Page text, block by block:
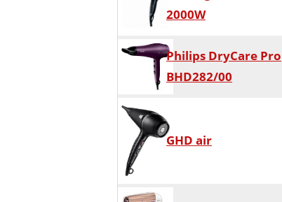
2000W
Philips DryCare Pro
BHD282/00
GHD air